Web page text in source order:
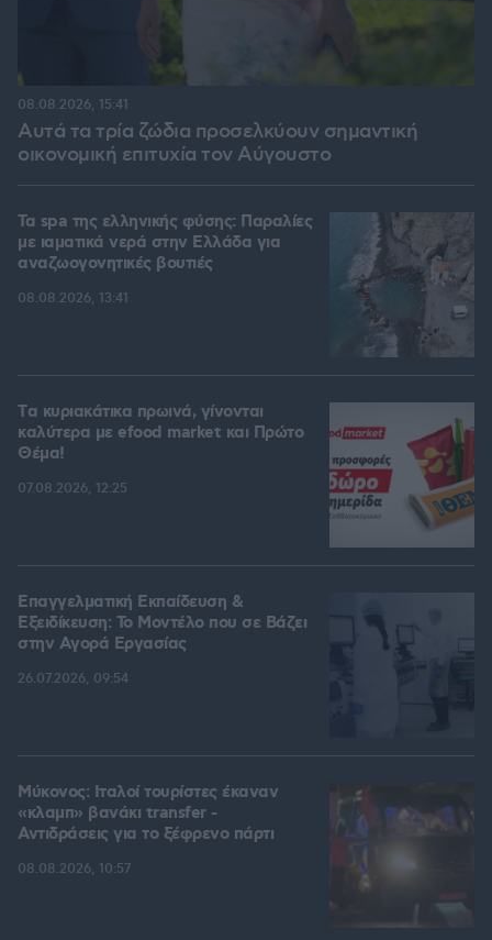
Αυτά τα τρία ζώδια προσελκύουν σημαντική
οικονομική επιτυχία τον Αύγουστο
08.08.2026, 15:41
Τα spa της ελληνικής φύσης: Παραλίες
με ιαματικά νερά στην Ελλάδα για
αναζωογονητικές βουτιές
08.08.2026, 13:41
Tα κυριακάτικα πρωινά, γίνονται
καλύτερα με efood market και Πρώτο
Θέμα!
07.08.2026, 12:25
Επαγγελματική Εκπαίδευση &
Εξειδίκευση: Το Mοντέλο που σε Bάζει
στην Aγορά Eργασίας
26.07.2026, 09:54
Μύκονος: Ιταλοί τουρίστες έκαναν
«κλαμπ» βανάκι transfer -
Αντιδράσεις για το ξέφρενο πάρτι
08.08.2026, 10:57